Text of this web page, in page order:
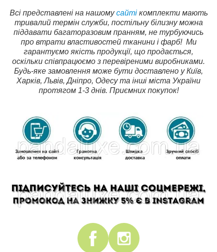
Всі представлені на нашомусайтікомплекти мають
тривалий термін служби, постільну білизну можна
піддавати багаторазовим пранням, не турбуючись
про втрати властивостей тканини і фарб! Ми
гарантуємо якість продукції, що продається,
оскільки співпрацюємо з перевіреними виробниками.
Будь-яке замовлення може бути доставлено у Київ,
Харків, Львів, Дніпро, Одесу та інші міста України
протягом 1-3 днів. Приємних покупок!